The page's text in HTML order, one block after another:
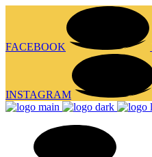
FACEBOOK
INSTAGRAM